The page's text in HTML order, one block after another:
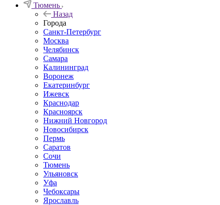
Тюмень
Назад
Города
Санкт-Петербург
Москва
Челябинск
Самара
Калининград
Воронеж
Екатеринбург
Ижевск
Краснодар
Красноярск
Нижний Новгород
Новосибирск
Пермь
Саратов
Сочи
Тюмень
Ульяновск
Уфа
Чебоксары
Ярославль